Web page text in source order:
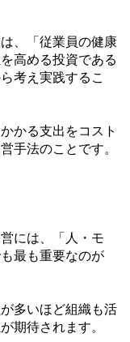
、「従業員の健康
高める投資である
考え実践するこ
かる支出をコスト
手法のことです。
には、「人・モ
最も重要なのが
多いほど組織も活
期待されます。